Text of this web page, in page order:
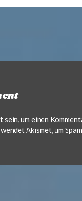
sein, um einen
Akismet, um